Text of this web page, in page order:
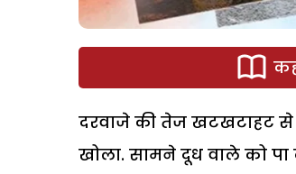
दरवाजे की तेज खटखटाहट
खोला. सामने दूध वाले को पा